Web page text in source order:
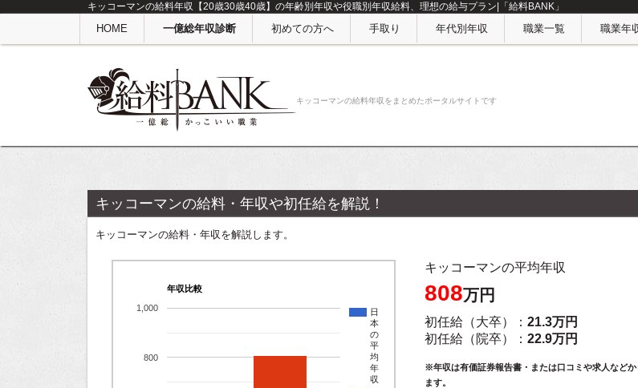
キッコーマンの給料年収【20歳30歳40歳】の年齢別年収や役職別年収給料、理想の給与プラン|「給料BANK」
HOME 一億総年収診断 初めての方へ 手取り 年代別年収 職業一覧 職業年
キッコーマンの給料年収をまとめたポータルサイトです
キッコーマンの給料・年収や初任給を解説！
キッコーマンの給料・年収を解説します。
年収比較
日
本
の
平
均
年
収
800
1,000
キッコーマンの平均年収
808万円
初任給（大卒）： 21.3万円
初任給（院卒）： 22.9万円
※年収は有価証券報告書・または口コミや求人など
ます。